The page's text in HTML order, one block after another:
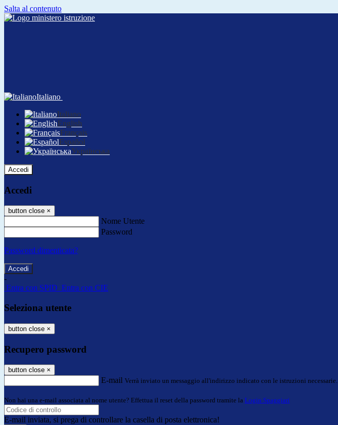
Salta al contenuto
Italiano
Italiano
English
Français
Español
Українська
Accedi
Accedi
button close ×
Nome Utente
Password
Password dimenticata?
-
Entra con SPID Entra con CIE
Seleziona utente
button close ×
Recupero password
button close ×
E-mail Verrà inviato un messaggio all'indirizzo indicato con le istruzioni necessarie.
Non hai una e-mail associata al nome utente? Effettua il reset della password tramite la Login Spaggiari
E-mail inviata, si prega di controllare la casella di posta elettronica!